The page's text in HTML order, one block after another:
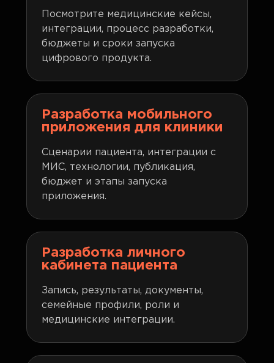
Посмотрите медицинские кейсы,
интеграции, процесс разработки,
бюджеты и сроки запуска
цифрового продукта.
Разработка мобильного
приложения для клиники
Сценарии пациента, интеграции с
МИС, технологии, публикация,
бюджет и этапы запуска
приложения.
Разработка личного
кабинета пациента
Запись, результаты, документы,
семейные профили, роли и
медицинские интеграции.